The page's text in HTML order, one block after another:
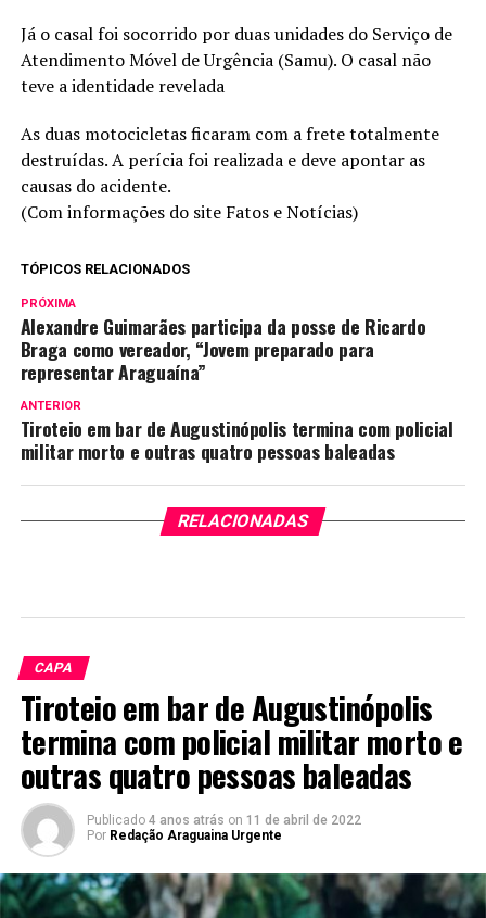
Já o casal foi socorrido por duas unidades do Serviço de
Atendimento Móvel de Urgência (Samu). O casal não
teve a identidade revelada
As duas motocicletas ficaram com a frete totalmente
destruídas. A perícia foi realizada e deve apontar as
causas do acidente.
(Com informações do site Fatos e Notícias)
TÓPICOS RELACIONADOS
PRÓXIMA
Alexandre Guimarães participa da posse de Ricardo
Braga como vereador, “Jovem preparado para
representar Araguaína”
ANTERIOR
Tiroteio em bar de Augustinópolis termina com policial
militar morto e outras quatro pessoas baleadas
RELACIONADAS
CAPA
Tiroteio em bar de Augustinópolis
termina com policial militar morto e
outras quatro pessoas baleadas
Publicado 4 anos atrás on 11 de abril de 2022
Por Redação Araguaina Urgente